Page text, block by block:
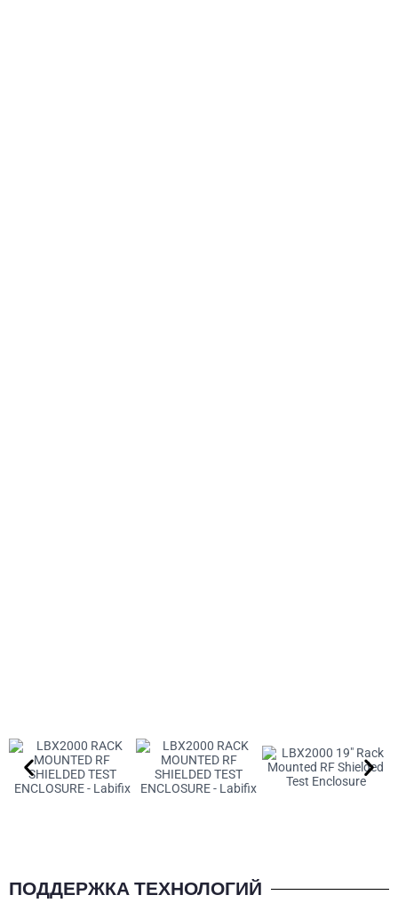
ПОДДЕРЖКА ТЕХНОЛОГИЙ